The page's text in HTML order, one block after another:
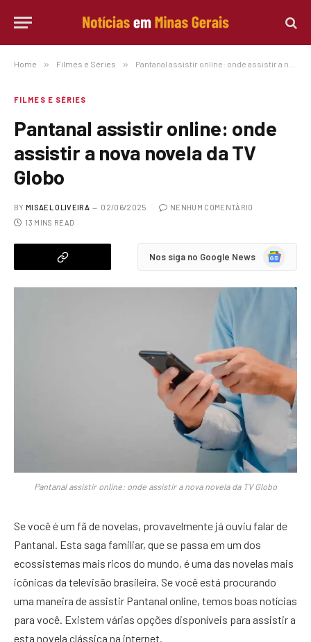
Home » Filmes e Séries » Pantanal assistir online: onde assistir a nova novela da TV Globo
FILMES E SÉRIES
Pantanal assistir online: onde
assistir a nova novela da TV
Globo
BY MISAEL OLIVEIRA 02/06/2025
NENHUM COMENTÁRIO
13 MINS READ
Nos siga no Google News
Google
Pantanal assistir online: onde assistir a nova novela da TV Globo
Se você é um fã de novelas, provavelmente já ouviu falar de
Pantanal. Esta saga familiar, que se passa em um dos
ecossistemas mais ricos do mundo, é uma das novelas mais
icônicas da televisão brasileira. Se você está procurando
uma maneira de assistir Pantanal online, temos boas notícias
para você. Existem várias opções disponíveis para assistir a
esta novela clássica na internet.